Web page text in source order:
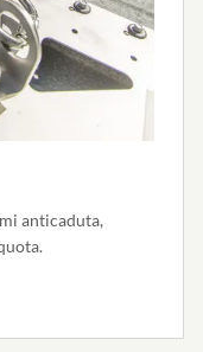
anticaduta,